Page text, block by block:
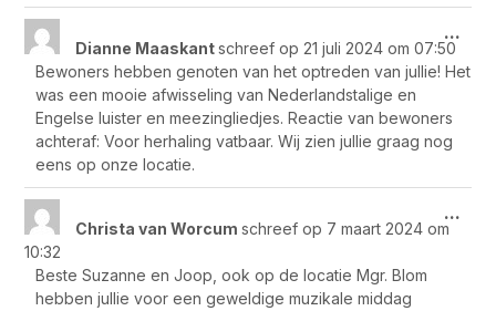
Dianne Maaskantschreef op 21 juli 2024 om 07:50
Bewoners hebben genoten van het optreden van jullie! Het
was een mooie afwisseling van Nederlandstalige en
Engelse luister en meezingliedjes. Reactie van bewoners
achteraf: Voor herhaling vatbaar. Wij zien jullie graag nog
eens op onze locatie.
...
Christa van Worcumschreef op 7 maart 2024 om
10:32
Beste Suzanne en Joop, ook op de locatie Mgr. Blom
hebben jullie voor een geweldige muzikale middag
...